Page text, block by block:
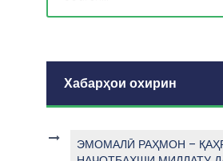
Хабарҳои охирин
ЭМОМАЛӢ РАҲМОН –